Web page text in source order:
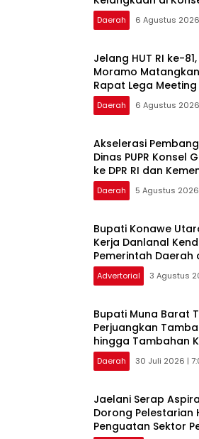
Daerah 6 Agustus 2026
‎Jelang HUT RI ke-
Moramo
Rapat Lega Meeting
Daerah 6 Agustus 2026
Akselerasi
Dinas PUPR Konsel
ke DPR RI dan
Daerah 5 Agustus 2026
Bupati Konawe
Kerja Danlanal
Pemerintah Daerah
Advertorial 3 Agustus
‎Bupati Muna Barat
Perjuangkan
hingga Tambahan
Daerah 30 Juli 2026 |
Jaelani Serap
Dorong Pelestarian
Penguatan Sektor